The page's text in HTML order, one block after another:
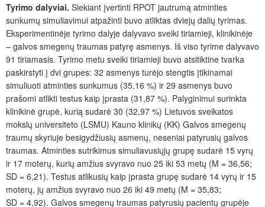
Tyrimo dalyviai. Siekiant įvertinti RPOT jautrumą atminties
sunkumų simuliavimui atpažinti buvo atliktas dviejų dalių tyrimas.
Eksperimentinėje tyrimo dalyje dalyvavo sveiki tiriamieji, klinikinėje
– galvos smegenų traumas patyrę asmenys. Iš viso tyrime dalyvavo
91 tiriamasis. Tyrimo metu sveiki tiriamieji buvo atsitiktine tvarka
paskirstyti į dvi grupes: 32 asmenys turėjo stengtis įtikinamai
simuliuoti atminties sunkumus (35,16 %) ir 29 asmenys buvo
prašomi atlikti testus kaip įprasta (31,87 %). Palyginimui surinkta
klinikinė grupė, kurią sudarė 30 (32,97 %) Lietuvos sveikatos
mokslų universiteto (LSMU) Kauno klinikų (KK) Galvos smegenų
traumų skyriuje besigydžiusių asmenų, neseniai patyrusių galvos
traumas. Atminties sutrikimus simuliavusiųjų grupę sudarė 15 vyrų
ir 17 moterų, kurių amžius svyravo nuo 25 iki 53 metų (M = 36,56;
SD = 6,21). Testus atlikusių kaip įprasta grupę sudarė 14 vyrų ir 15
moterų, jų amžius svyravo nuo 26 iki 49 metų (M = 35,83;
SD = 4,92). Galvos smegenų traumas patyrusių pacientų grupėje